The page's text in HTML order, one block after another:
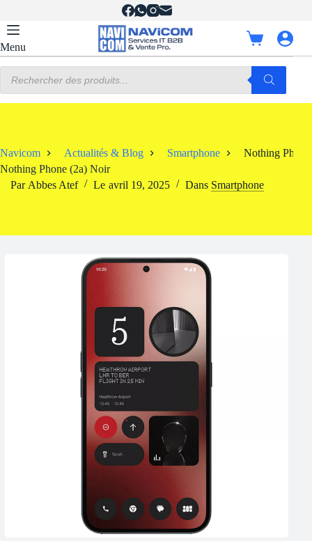
contenu
Menu
Panier
d’achat
produits
Navicom Actualités & Blog Smartphone
Nothing
Nothing Phone (2a) Noir
Par Abbes Atef Le avril 19, 2025 Dans Smartphone